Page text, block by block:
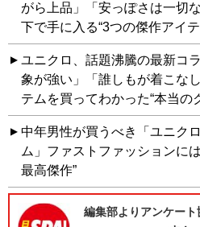
がら上品」「安っぽさは一切
下で手に入る“3つの傑作アイテ
ユニクロ、話題沸騰の最新コ
象が強い」「誰しもが着こな
テムを買ってわかった“本当の
中年男性が買うべき「ユニク
ム」ファストファッションに
最高傑作”